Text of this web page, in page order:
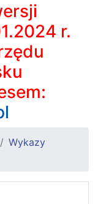
r.
Wykazy